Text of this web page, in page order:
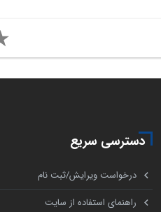
دسترسی سریع
درخواست ویرایش/ثبت نام
راهنمای استفاده از سایت